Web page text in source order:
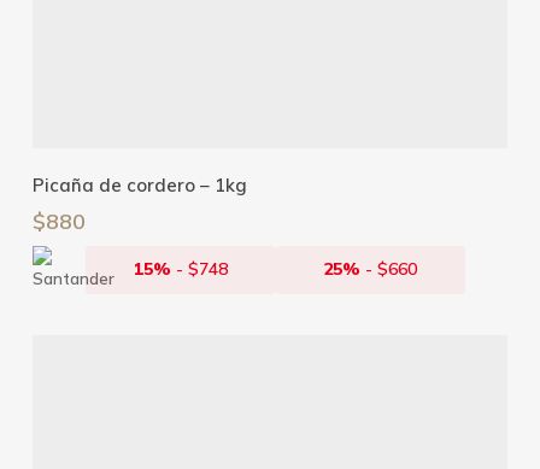
Añadir Al Carrito
Picaña de cordero – 1kg
$880
15% - $748 25% -$660